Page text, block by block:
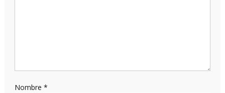
Nombre *